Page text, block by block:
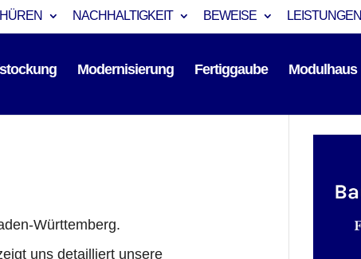
NACHHALTIGKEIT BEWEISE LEISTUNGEN
Modernisierung Fertiggaube Modulhaus
Württemberg.
uns detailliert unsere